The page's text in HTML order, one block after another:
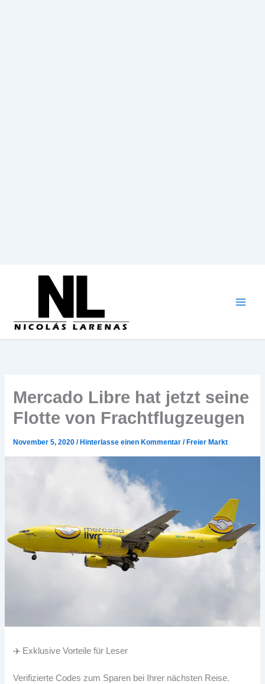
Mercado Libre hat jetzt seine
Flotte von Frachtflugzeugen
November 5, 2020/ Hinterlasse einen Kommentar / Freier Markt
✈️ Exklusive Vorteile für Leser
Verifizierte Codes zum Sparen bei Ihrer nächsten Reise.